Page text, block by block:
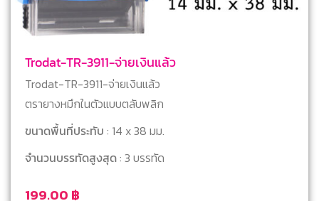
Trodat-TR-3911-จ่ายเงินแล้ว
199.00 ฿
Trodat-TR-3911-จ่ายเงินแล้ว
ตรายางหมึกในตัวแบบตลับพลิก
ขนาดพื้นที่ประทับ : 14 x 38 มม.
จำนวนบรรทัดสูงสุด: 3 บรรทัด